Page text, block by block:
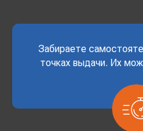
Забираете
точках выдачи. Их